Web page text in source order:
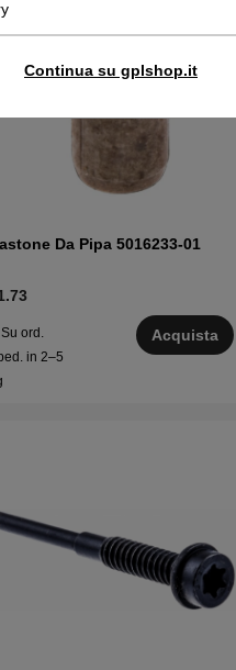
Continua su gplshop.it
Da Pipa 5016233-01
Su ord.
in 2–5
Acquista